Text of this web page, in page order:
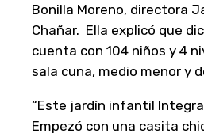
Bonilla Moreno, directora
Chañar. Ella explicó que
cuenta con 104 niños y 4
sala cuna, medio menor y
“Este jardín infantil
Empezó con una casita